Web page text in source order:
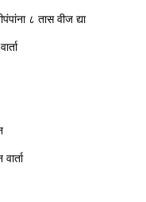
८ तास वीज द्या